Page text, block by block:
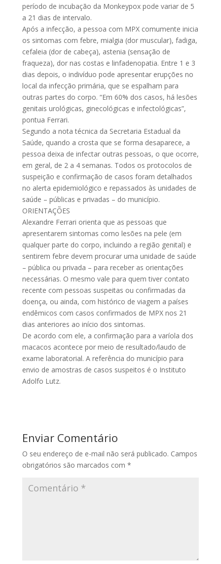
período de incubação da Monkeypox pode variar de 5
a 21 dias de intervalo.
Após a infecção, a pessoa com MPX comumente inicia
os sintomas com febre, mialgia (dor muscular), fadiga,
cefaleia (dor de cabeça), astenia (sensação de
fraqueza), dor nas costas e linfadenopatia. Entre 1 e 3
dias depois, o indivíduo pode apresentar erupções no
local da infecção primária, que se espalham para
outras partes do corpo. “Em 60% dos casos, há lesões
genitais urológicas, ginecológicas e infectológicas”,
pontua Ferrari.
Segundo a nota técnica da Secretaria Estadual da
Saúde, quando a crosta que se forma desaparece, a
pessoa deixa de infectar outras pessoas, o que ocorre,
em geral, de 2 a 4 semanas. Todos os protocolos de
suspeição e confirmação de casos foram detalhados
no alerta epidemiológico e repassados às unidades de
saúde – públicas e privadas – do município.
ORIENTAÇÕES
Alexandre Ferrari orienta que as pessoas que
apresentarem sintomas como lesões na pele (em
qualquer parte do corpo, incluindo a região genital) e
sentirem febre devem procurar uma unidade de saúde
– pública ou privada – para receber as orientações
necessárias. O mesmo vale para quem tiver contato
recente com pessoas suspeitas ou confirmadas da
doença, ou ainda, com histórico de viagem a países
endêmicos com casos confirmados de MPX nos 21
dias anteriores ao início dos sintomas.
De acordo com ele, a confirmação para a varíola dos
macacos acontece por meio de resultado/laudo de
exame laboratorial. A referência do município para
envio de amostras de casos suspeitos é o Instituto
Adolfo Lutz.
Enviar Comentário
O seu endereço de e-mail não será publicado. Campos
obrigatórios são marcados com *